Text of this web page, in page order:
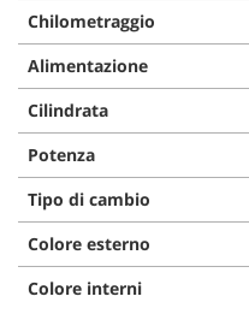
Chilometraggio
Alimentazione
Cilindrata
Potenza
Tipo di cambio
Colore esterno
Colore interni